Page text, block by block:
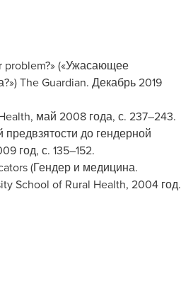
problem?» («Ужасающее
The Guardian. Декабрь 2019
май 2008 года, с. 237–243.
до гендерной
год, с. 135–152.
(Гендер и медицина.
School of Rural Health, 2004 год.